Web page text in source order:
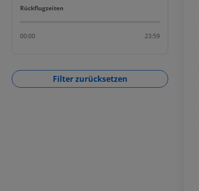
Rückflugzeiten
Rückflugzeiten
00:00 23:59
Filter zurücksetzen